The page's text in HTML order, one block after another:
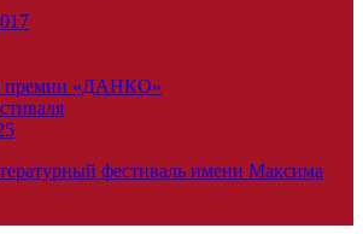
премии «ДАНКО»
фестиваль имени Максима